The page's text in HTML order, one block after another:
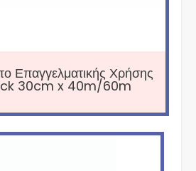
Επαγγελματικής Χρήσης
30cm x 40m/60m